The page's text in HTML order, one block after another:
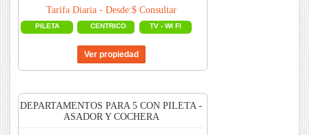
Tarifa Diaria - Desde:$ Consultar
PILETA CENTRICO TV - WI FI
DEPARTAMENTOS PARA 5 CON PILETA -
ASADOR Y COCHERA